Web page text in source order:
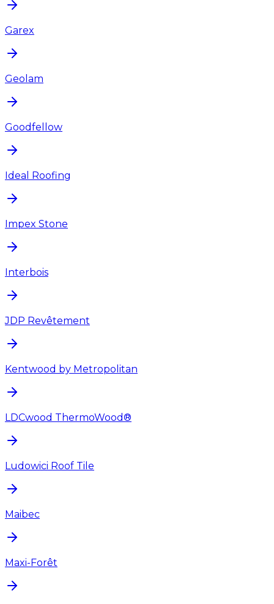
Garex
Geolam
Goodfellow
Ideal Roofing
Impex Stone
Interbois
JDP Revêtement
Kentwood by Metropolitan
LDCwood ThermoWood®
Ludowici Roof Tile
Maibec
Maxi-Forêt